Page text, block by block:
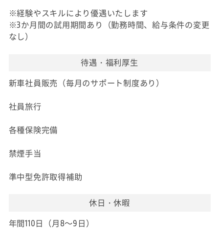
※経験やスキルにより優遇いたします
※3か月間の試用期間あり（勤務時間、給与条件の変更
なし）
待遇・福利厚生
新車社員販売（毎月のサポート制度あり）
社員旅行
各種保険完備
禁煙手当
準中型免許取得補助
休日・休暇
年間110日（月8～9日）